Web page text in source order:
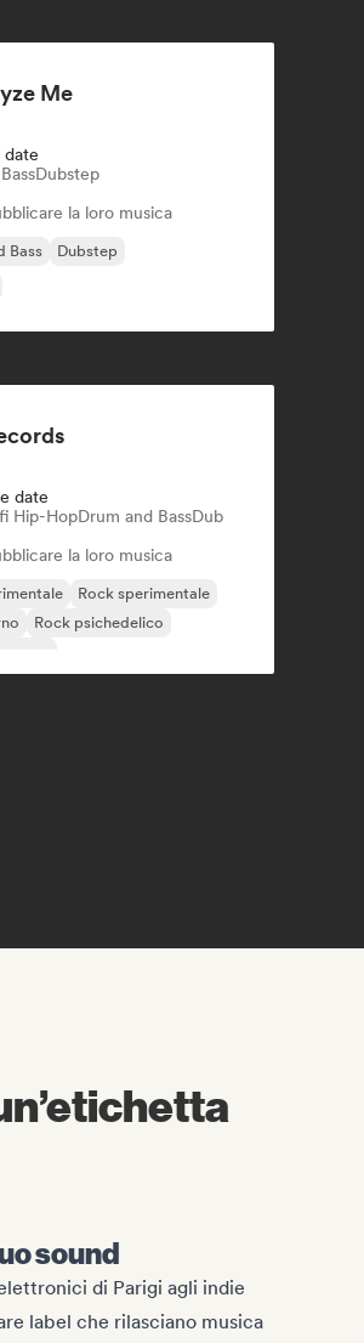
Me
Dubstep
la loro musica
Bass
Dubstep
date
Hip-HopDrum and BassDub
la loro musica
Rock sperimentale
Rock psichedelico
sound
di Parigi agli indie
label che rilasciano musica